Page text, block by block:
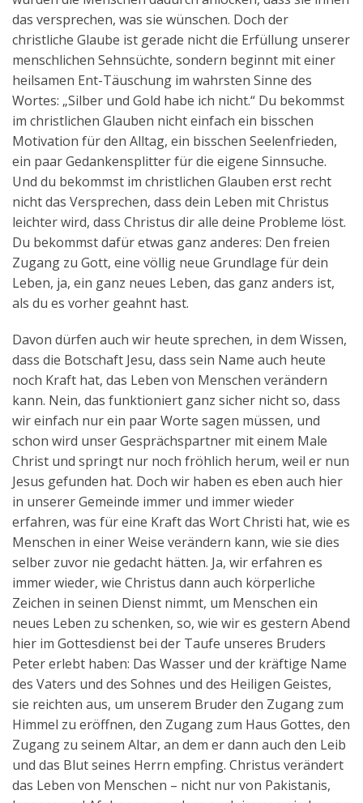
das versprechen, was sie wünschen. Doch der
christliche Glaube ist gerade nicht die Erfüllung unserer
menschlichen Sehnsüchte, sondern beginnt mit einer
heilsamen Ent-Täuschung im wahrsten Sinne des
Wortes: „Silber und Gold habe ich nicht.“ Du bekommst
im christlichen Glauben nicht einfach ein bisschen
Motivation für den Alltag, ein bisschen Seelenfrieden,
ein paar Gedankensplitter für die eigene Sinnsuche.
Und du bekommst im christlichen Glauben erst recht
nicht das Versprechen, dass dein Leben mit Christus
leichter wird, dass Christus dir alle deine Probleme löst.
Du bekommst dafür etwas ganz anderes: Den freien
Zugang zu Gott, eine völlig neue Grundlage für dein
Leben, ja, ein ganz neues Leben, das ganz anders ist,
als du es vorher geahnt hast.
Davon dürfen auch wir heute sprechen, in dem Wissen,
dass die Botschaft Jesu, dass sein Name auch heute
noch Kraft hat, das Leben von Menschen verändern
kann. Nein, das funktioniert ganz sicher nicht so, dass
wir einfach nur ein paar Worte sagen müssen, und
schon wird unser Gesprächspartner mit einem Male
Christ und springt nur noch fröhlich herum, weil er nun
Jesus gefunden hat. Doch wir haben es eben auch hier
in unserer Gemeinde immer und immer wieder
erfahren, was für eine Kraft das Wort Christi hat, wie es
Menschen in einer Weise verändern kann, wie sie dies
selber zuvor nie gedacht hätten. Ja, wir erfahren es
immer wieder, wie Christus dann auch körperliche
Zeichen in seinen Dienst nimmt, um Menschen ein
neues Leben zu schenken, so, wie wir es gestern Abend
hier im Gottesdienst bei der Taufe unseres Bruders
Peter erlebt haben: Das Wasser und der kräftige Name
des Vaters und des Sohnes und des Heiligen Geistes,
sie reichten aus, um unserem Bruder den Zugang zum
Himmel zu eröffnen, den Zugang zum Haus Gottes, den
Zugang zu seinem Altar, an dem er dann auch den Leib
und das Blut seines Herrn empfing. Christus verändert
das Leben von Menschen – nicht nur von Pakistanis,